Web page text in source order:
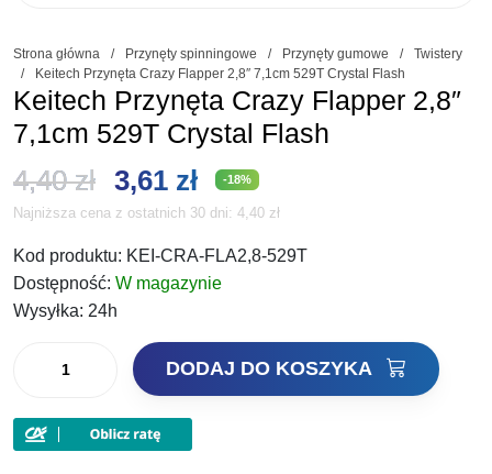
Strona główna / Przynęty spinningowe / Przynęty gumowe /
Twistery
/
Keitech Przynęta Crazy Flapper 2,8″ 7,1cm 529T Crystal Flash
Keitech Przynęta Crazy Flapper 2,8″
7,1cm 529T Crystal Flash
4,40zł Pierwotna
cena
wynosiła:
4,40 zł.
3,61 złAktualna
cena
wynosi:
-18%
Najniższa cena z ostatnich 30 dni: 4,40 zł
Kod produktu: KEI-CRA-FLA2,8-529T
Dostępność: W magazynie
Wysyłka: 24h
Keitech
Crazy
DODAJ DO KOSZYKA